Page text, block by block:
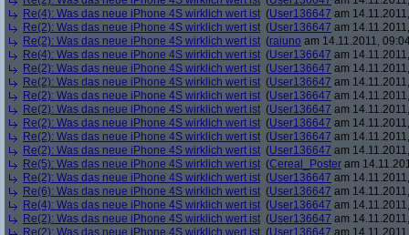
Re(4): Was das neue iPhone 4S wirklich wert ist (User136647 am
Re(2): Was das neue iPhone 4S wirklich wert ist (User136647 am
Re(2): Was das neue iPhone 4S wirklich wert ist (raiuno am 14.11.2011,
Re(4): Was das neue iPhone 4S wirklich wert ist (User136647 am
Re(2): Was das neue iPhone 4S wirklich wert ist (User136647 am
Re(2): Was das neue iPhone 4S wirklich wert ist (User136647 am
Re(2): Was das neue iPhone 4S wirklich wert ist (User136647 am
Re(2): Was das neue iPhone 4S wirklich wert ist (User136647 am
Re(2): Was das neue iPhone 4S wirklich wert ist (User136647 am
Re(2): Was das neue iPhone 4S wirklich wert ist (User136647 am
Re(2): Was das neue iPhone 4S wirklich wert ist (User136647 am
Re(5): Was das neue iPhone 4S wirklich wert ist (Cereal_Poster am
Re(2): Was das neue iPhone 4S wirklich wert ist (User136647 am
Re(6): Was das neue iPhone 4S wirklich wert ist (User136647 am
Re(4): Was das neue iPhone 4S wirklich wert ist (User136647 am
Re(2): Was das neue iPhone 4S wirklich wert ist (User136647 am
Re(2): Was das neue iPhone 4S wirklich wert ist (User136647 am